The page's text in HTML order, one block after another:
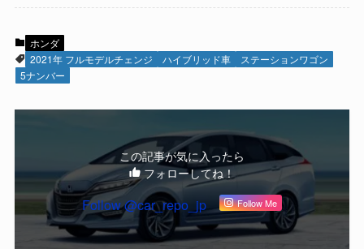
ホンダ
2021年 フルモデルチェンジ
ハイブリッド車
ステーションワゴン
5ナンバー
この記事が気に入ったら
フォローしてね！
Follow @car_repo_jp Follow Me